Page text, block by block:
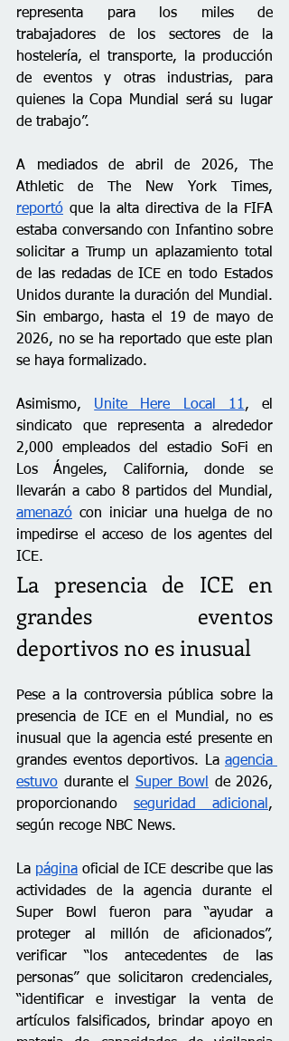
representa para los miles de
trabajadores de los sectores de la
hostelería, el transporte, la producción
de eventos y otras industrias, para
quienes la Copa Mundial será su lugar
de trabajo”.
A mediados de abril de 2026, The
reportó que la alta directiva de la FIFA
estaba conversando con Infantino sobre
solicitar a Trump un aplazamiento total
de las redadas de ICE en todo Estados
Unidos durante la duración del Mundial.
Sin embargo, hasta el 19 de mayo de
2026, no se ha reportado que este plan
se haya formalizado.
Asimismo, Unite Here Local 11, el
sindicato que representa a alrededor
2,000 empleados del estadio SoFi en
Los Ángeles, California, donde se
amenazó con iniciar una huelga de no
impedirse el acceso de los agentes del
ICE.
La presencia de ICE en
grandes eventos
deportivos no es inusual
Pese a la controversia pública sobre la
presencia de ICE en el Mundial, no es
inusual que la agencia esté presente en
grandes eventos deportivos. La agencia
estuvo durante el Super Bowl
de 2026,
proporcionando seguridad adicional ,
según recoge NBC News.
La página oficial de ICE describe que las
actividades de la agencia durante el
Super Bowl fueron para “ayudar a
proteger al millón de aficionados”,
verificar “los antecedentes de las
personas” que solicitaron credenciales,
“identificar e investigar la venta de
artículos falsificados, brindar apoyo en